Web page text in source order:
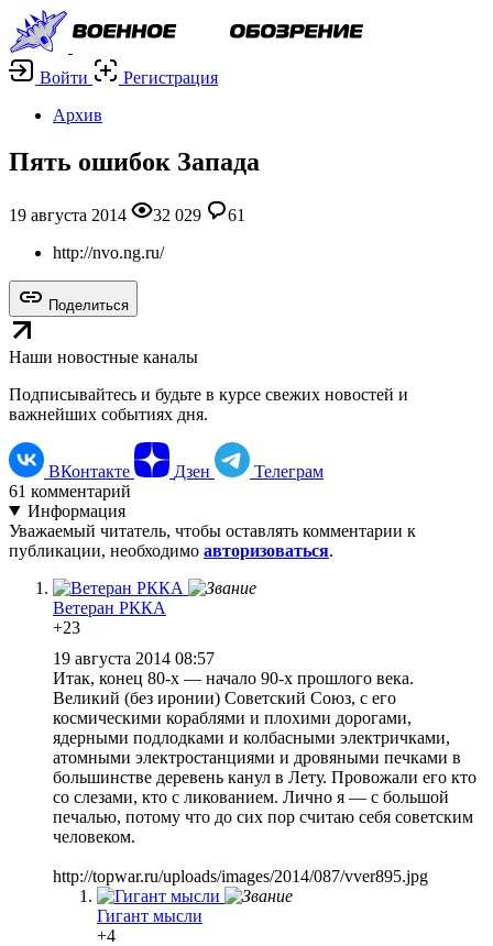
Войти
Регистрация
Архив
Пять ошибок Запада
19 августа 2014 32 029
61
http://nvo.ng.ru/
Поделиться
Наши новостные каналы
Подписывайтесь и будьте в курсе свежих новостей и
важнейших событиях дня.
ВКонтакте Дзен
Телеграм
61 комментарий
Информация
Уважаемый читатель, чтобы оставлять комментарии к
публикации, необходимо авторизоваться.
Ветеран РККА
+23
19 августа 2014 08:57
Итак, конец 80-х — начало 90-х прошлого века.
Великий (без иронии) Советский Союз, с его
космическими кораблями и плохими дорогами,
ядерными подлодками и колбасными электричками,
атомными электростанциями и дровяными печками в
большинстве деревень канул в Лету. Провожали его кто
со слезами, кто с ликованием. Лично я — с большой
печалью, потому что до сих пор считаю себя советским
человеком.
http://topwar.ru/uploads/images/2014/087/vver895.jpg
Гигант мысли
+4